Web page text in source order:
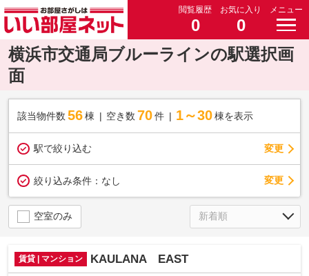
閲覧履歴
0
お気に入り
0
メニュー
横浜市交通局ブルーラインの駅選択画
面
該当物件数 56棟 空き数 70 件 1～30 棟を表示
駅で絞り込む 変更
絞り込み条件： なし 変更
空室のみ
賃貸 | マンション KAULANA EAST